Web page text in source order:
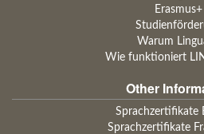
Erasmus+
Warum
Wie funktioniert
Other
Sprachzertifikate
Sprachzertifikate